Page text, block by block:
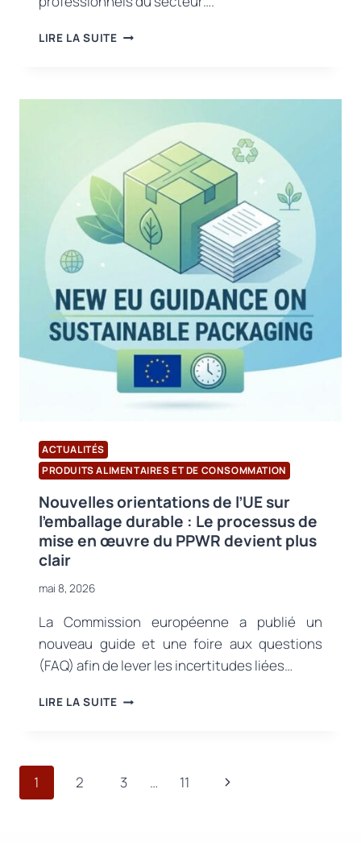
LIRE LA SUITEUNE
DURABILITÉ
SECTEUR
DE
L’ALIMENTATION
ET
DE
L’AGRICULTURE
ÉVÉNEMENTS
À
ORDU
ET
RIZE
SONT
TERMINÉS
ACTUALITÉS
PRODUITS ALIMENTAIRES ET DE CONSOMMATION
Nouvelles orientations de l’UE sur
l’emballage durable : Le processus de
mise en œuvre du PPWR devient plus
clair
mai 8, 2026
La Commission européenne a publié un
nouveau guide et une foire aux questions
(FAQ) afin de lever les incertitudes liées…
LIRE LA SUITENOUVELLES
L’EMBALLAGE
Navigation
1 2 3 … 11
Page